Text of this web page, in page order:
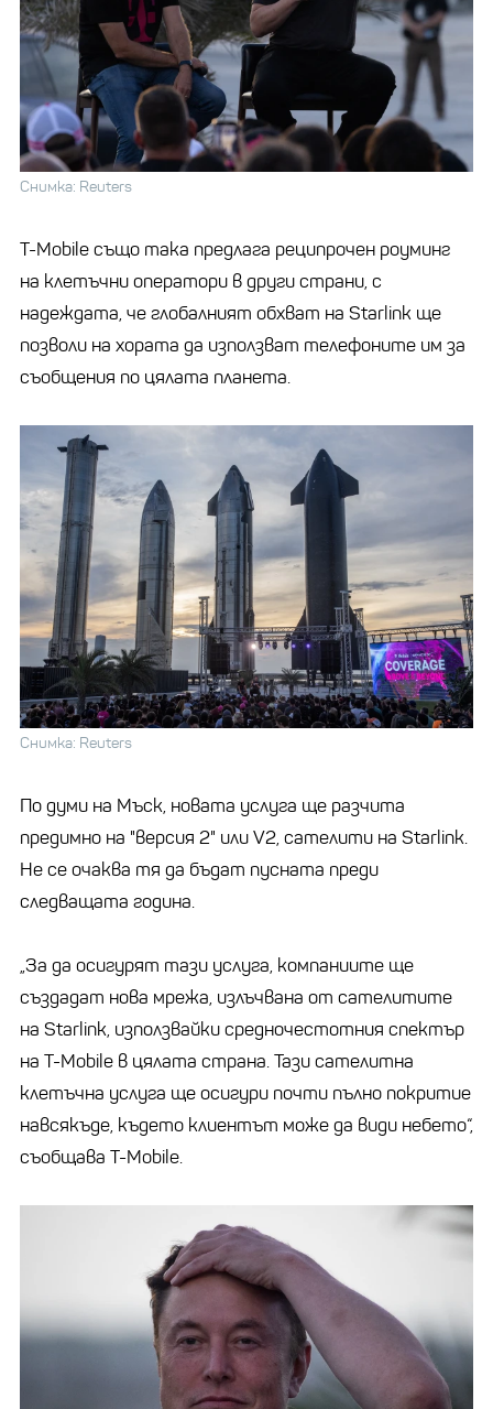
Снимка: Reuters
T-Mobile също така предлага реципрочен роуминг
на клетъчни оператори в други страни, с
надеждата, че глобалният обхват на Starlink ще
позволи на хората да използват телефоните им за
съобщения по цялата планета.
Снимка: Reuters
По думи на Мъск, новата услуга ще разчита
предимно на "версия 2" или V2, сателити на Starlink.
Не се очаква тя да бъдат пусната преди
следващата година.
„За да осигурят тази услуга, компаниите ще
създадат нова мрежа, излъчвана от сателитите
на Starlink, използвайки средночестотния спектър
на T-Mobile в цялата страна. Тази сателитна
клетъчна услуга ще осигури почти пълно покритие
навсякъде, където клиентът може да види небето“,
съобщава T-Mobile.